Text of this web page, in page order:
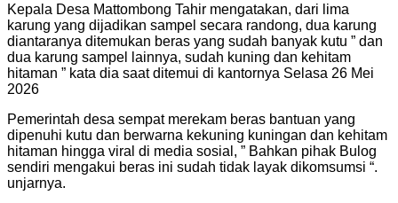
Kepala Desa Mattombong Tahir mengatakan, dari lima
karung yang dijadikan sampel secara randong, dua karung
diantaranya ditemukan beras yang sudah banyak kutu ” dan
dua karung sampel lainnya, sudah kuning dan kehitam
hitaman ” kata dia saat ditemui di kantornya Selasa 26 Mei
2026
Pemerintah desa sempat merekam beras bantuan yang
dipenuhi kutu dan berwarna kekuning kuningan dan kehitam
hitaman hingga viral di media sosial, ” Bahkan pihak Bulog
sendiri mengakui beras ini sudah tidak layak dikomsumsi “.
unjarnya.